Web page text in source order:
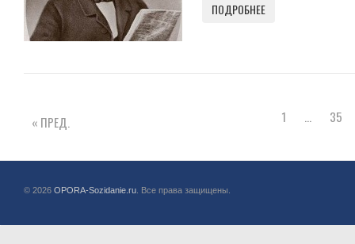
ПОДРОБНЕЕ
« ПРЕД. 1 35
© 2026 OPORA-Sozidanie.ru . Все права защищены.